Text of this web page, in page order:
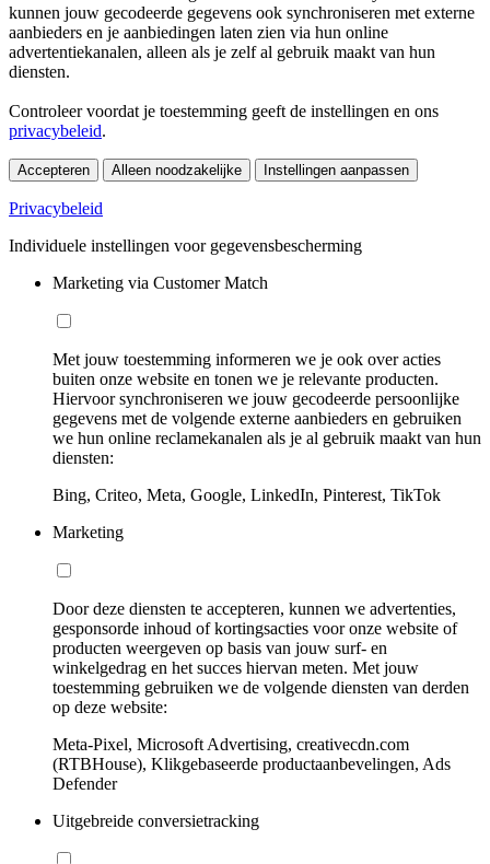
kunnen jouw gecodeerde gegevens ook synchroniseren met externe
aanbieders en je aanbiedingen laten zien via hun online
advertentiekanalen, alleen als je zelf al gebruik maakt van hun
diensten.
Controleer voordat je toestemming geeft de instellingen en ons
privacybeleid.
Accepteren Alleen noodzakelijke Instellingen aanpassen
Privacybeleid
Individuele instellingen voor gegevensbescherming
Marketing via Customer Match
Met jouw toestemming informeren we je ook over acties
buiten onze website en tonen we je relevante producten.
Hiervoor synchroniseren we jouw gecodeerde persoonlijke
gegevens met de volgende externe aanbieders en gebruiken
we hun online reclamekanalen als je al gebruik maakt van hun
diensten:
Bing, Criteo, Meta, Google, LinkedIn, Pinterest, TikTok
Marketing
Door deze diensten te accepteren, kunnen we advertenties,
gesponsorde inhoud of kortingsacties voor onze website of
producten weergeven op basis van jouw surf- en
winkelgedrag en het succes hiervan meten. Met jouw
toestemming gebruiken we de volgende diensten van derden
op deze website:
Meta-Pixel, Microsoft Advertising, creativecdn.com
(RTBHouse), Klikgebaseerde productaanbevelingen, Ads
Defender
Uitgebreide conversietracking